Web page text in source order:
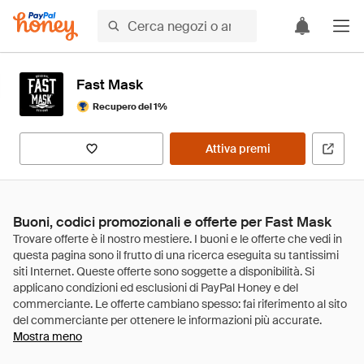
Fast Mask
Recupero del 1%
Attiva premi
Buoni, codici promozionali e offerte per Fast Mask
Mostra meno